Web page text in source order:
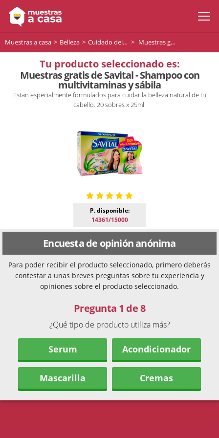
Muestras a casa Belleza Cuidado del cabello Muestras gratis de Savital - Shampoo con multivitaminas y sábila
Tu producto seleccionado es:
Muestras gratis de Savital - Shampoo con
multivitaminas y sábila
Estan especialmente formulados para cuidar la belleza natural de tu
cabello. 20 sobres x 25ml.
P. disponible:
14361/15000
Encuesta de opinión anónima
Para poder recibir el producto seleccionado, primero deberás
contestar a unas breves preguntas sobre tu experiencia y
opiniones sobre el producto seleccionado.
Pregunta 1 de 8
¿Qué tipo de producto utiliza más?
Serum Acondicionador
Mascarilla Cremas